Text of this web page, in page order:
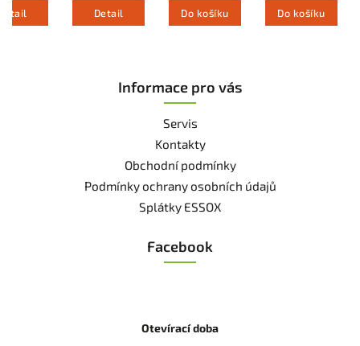
Detail Do košíku Do košíku
Informace pro vás
Servis
Kontakty
Obchodní podmínky
Podmínky ochrany osobních údajů
Splátky ESSOX
Facebook
Otevírací doba